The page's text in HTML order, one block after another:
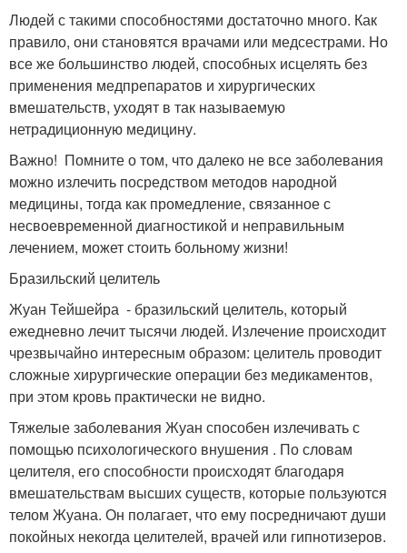
Людей с такими способностями достаточно много. Как
правило, они становятся врачами или медсестрами. Но
все же большинство людей, способных исцелять без
применения медпрепаратов и хирургических
вмешательств, уходят в так называемую
нетрадиционную медицину.
Важно! Помните о том, что далеко не все заболевания
можно излечить посредством методов народной
медицины, тогда как промедление, связанное с
несвоевременной диагностикой и неправильным
лечением, может стоить больному жизни!
Бразильский целитель
Жуан Тейшейра - бразильский целитель, который
ежедневно лечит тысячи людей. Излечение происходит
чрезвычайно интересным образом: целитель проводит
сложные хирургические операции без медикаментов,
при этом кровь практически не видно.
Тяжелые заболевания Жуан способен излечивать с
помощью психологического внушения . По словам
целителя, его способности происходят благодаря
вмешательствам высших существ, которые пользуются
телом Жуана. Он полагает, что ему посредничают души
покойных некогда целителей, врачей или гипнотизеров.